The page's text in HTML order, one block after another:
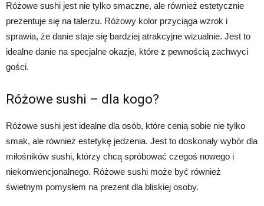
Różowe sushi jest nie tylko smaczne, ale również estetycznie
prezentuje się na talerzu. Różowy kolor przyciąga wzrok i
sprawia, że danie staje się bardziej atrakcyjne wizualnie. Jest to
idealne danie na specjalne okazje, które z pewnością zachwyci
gości.
Różowe sushi – dla kogo?
Różowe sushi jest idealne dla osób, które cenią sobie nie tylko
smak, ale również estetykę jedzenia. Jest to doskonały wybór dla
miłośników sushi, którzy chcą spróbować czegoś nowego i
niekonwencjonalnego. Różowe sushi może być również
świetnym pomysłem na prezent dla bliskiej osoby.